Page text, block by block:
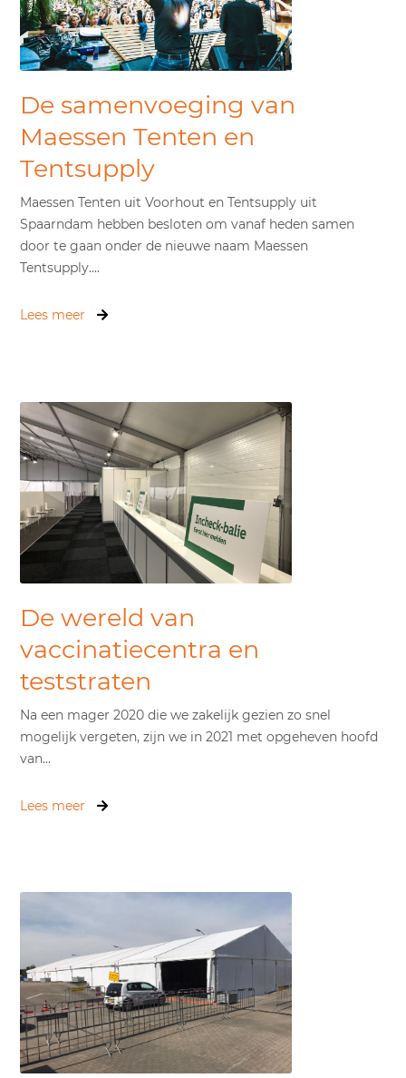
De samenvoeging van
Maessen Tenten en
Tentsupply
Maessen Tenten uit Voorhout en Tentsupply uit
Spaarndam hebben besloten om vanaf heden samen
door te gaan onder de nieuwe naam Maessen
Tentsupply....
Lees meer
De wereld van
vaccinatiecentra en
teststraten
Na een mager 2020 die we zakelijk gezien zo snel
mogelijk vergeten, zijn we in 2021 met opgeheven hoofd
van...
Lees meer